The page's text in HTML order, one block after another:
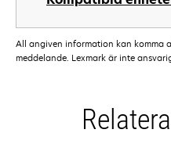
All angiven information kan komma
meddelande. Lexmark är inte